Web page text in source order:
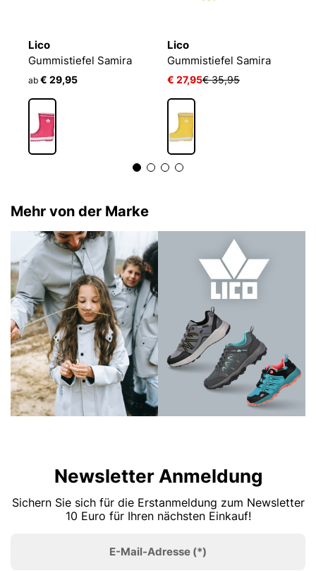
Lico
Gummistiefel Samira
ab € 29,95
Lico
Gummistiefel Samira
€ 27,95€ 35,95
Mehr von der Marke
Newsletter Anmeldung
Sichern Sie sich für die Erstanmeldung zum Newsletter
10 Euro für Ihren nächsten Einkauf!
E-Mail-Adresse (*)